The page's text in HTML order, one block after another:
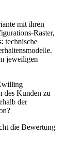
mit ihren
Raster,
technische
jeweiligen
des Kunden zu
der
die Bewertung